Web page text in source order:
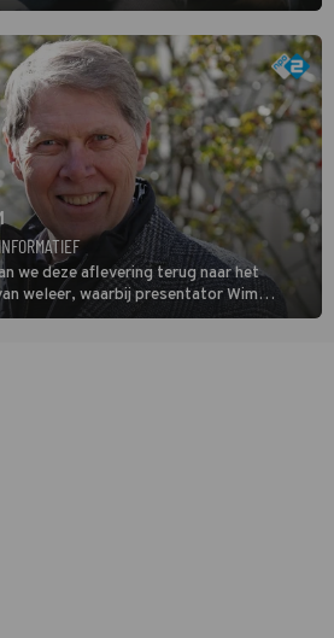
vermiste kok. Poirot raakt al snel
(HH)
we deze aflevering terug naar het
weleer, waarbij presentator Wim
op reis door de tijd aan de hand van